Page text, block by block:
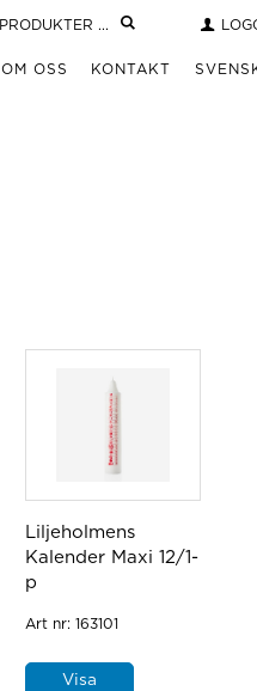
OM OSS KONTAKT
Liljeholmens
Kalender Maxi 12/1-
p
Art nr: 163101
Visa